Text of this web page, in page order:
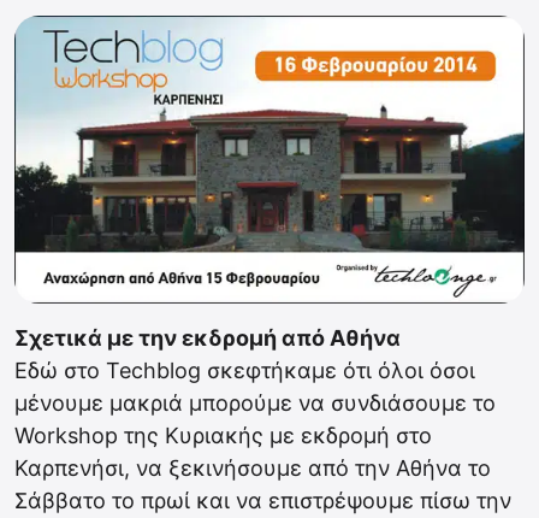
Σχετικά με την εκδρομή από Αθήνα
Eδώ στο Techblog σκεφτήκαμε ότι όλοι όσοι
μένουμε μακριά μπορούμε να συνδιάσουμε το
Workshop της Κυριακής με εκδρομή στο
Καρπενήσι, να ξεκινήσουμε από την Αθήνα το
Σάββατο το πρωί και να επιστρέψουμε πίσω την